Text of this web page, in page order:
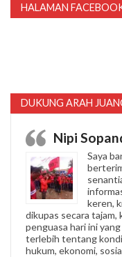
HALAMAN
DUKUNG ARAH
Nipi
Saya
keren,
dikupas secara tajam,
penguasa hari ini
terlebih tentang
hukum, ekonomi,